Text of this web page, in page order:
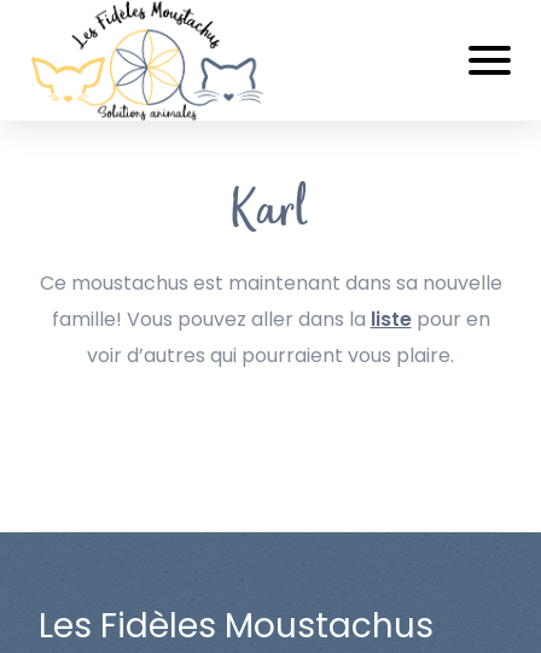
Karl
Ce moustachus est maintenant dans sa nouvelle
famille! Vous pouvez aller dans la listepour en
voir d’autres qui pourraient vous plaire.
Les Fidèles Moustachus